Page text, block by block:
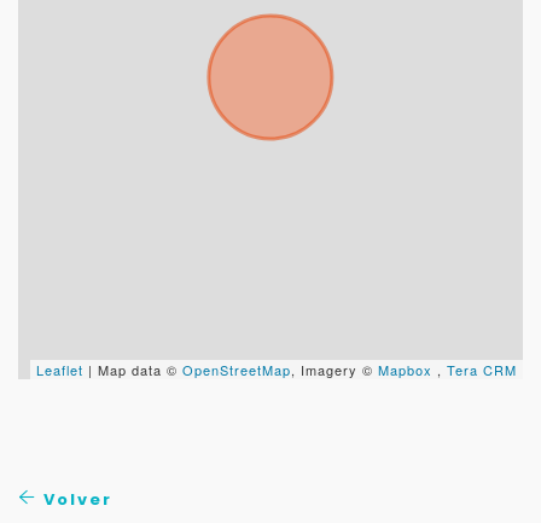
Leaflet | Map data © OpenStreetMap, Imagery © Mapbox , Tera CRM
Volver